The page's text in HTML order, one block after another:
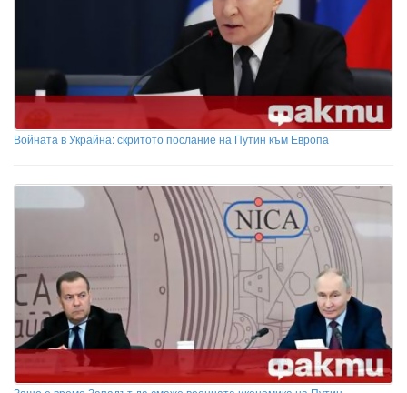
Войната в Украйна: скритото послание на Путин към Европа